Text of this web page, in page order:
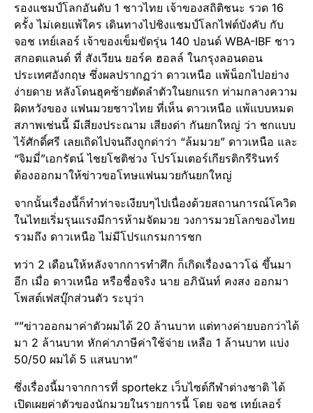
รองแชมป์โลกอันดับ 1 ชาวไทย เจ้าของสถิติชนะ รวด 16
ครั้ง ไม่เคยแพ้ใคร เดินทางไปชิงแชมป์โลกไฟต์บังคับ กับ
จอช เทย์เลอร์ เจ้าของเข็มขัดรุ่น 140 ปอนด์ WBA-IBF ชาว
สกอตแลนด์ ที่ สังเวียน ยอร์ค ฮอลล์ ในกรุงลอนดอน
ประเทศอังกฤษ ซึ่งผลปรากฏว่า ดาวเหนือ แพ้น็อกไปอย่าง
ง่ายดาย หลังโดนฮุคซ้ายตัดลำตัวในยกแรก ท่ามกลางความ
ผิดหวังของ แฟนมวยชาวไทย ที่เห็น ดาวเหนือ แพ้แบบหมด
สภาพเช่นนี้ มีเสียงประณาม เสียงด่า กันยกใหญ่ ว่า ชกแบบ
ไร้ศักดิ์ศรี เลยเถิดไปจนถึงถูกด่าว่า “ล้มมวย” ดาวเหนือ และ
“จิมมี่”เอกรัตน์ ไชยโชติช่วง โปรโมเตอร์เกียรติกรีรินทร์
ต้องออกมาให้ข่าวขอโทษแฟนมวยกันยกใหญ่
จากนั้นเรื่องนี้ก็ทำท่าจะเงียบๆไปเนื่องด้วยสถานการณ์โควิด
ในไทยเริ่มรุนแรงมีการห้ามจัดมวย วงการมวยโลกของไทย
รวมถึง ดาวเหนือ ไม่มีโปรแกรมการชก
ทว่า 2 เดือนให้หลังจากการทำศึก ก็เกิดเรื่องฉาวโฉ่ ขึ้นมา
อีก เมื่อ ดาวเหนือ หรือชื่อจริง นาย อภินันท์ คงสง ออกมา
โพสต์เฟสบุ๊กส่วนตัว ระบุว่า
“”ข่าวออกมาค่าตัวผมได้ 20 ล้านบาท แต่ทางค่ายบอกว่าได้
มา 2 ล้านบาท หักค่าภาษีค่าใช้จ่าย เหลือ 1 ล้านบาท แบ่ง
50/50 ผมได้ 5 แสนบาท”
ซึ่งเรื่องนี้มาจากการที่ sportekz เว็บไซต์กีฬาต่างชาติ ได้
เปิดเผยค่าตัวของนักมวยในรายการนี้ โดย จอช เทย์เลอร์